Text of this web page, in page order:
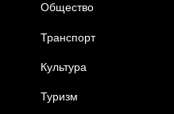
Общество
Транспорт
Культура
Туризм